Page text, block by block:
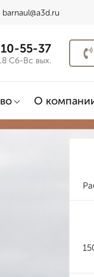
barnaul@a3d.ru
55-37
Сб-Вс вых.
О